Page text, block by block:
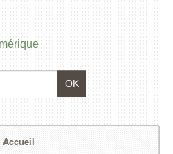
Accueil